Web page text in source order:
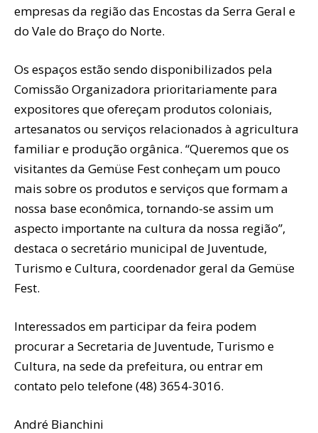
empresas da região das Encostas da Serra Geral e
do Vale do Braço do Norte.
Os espaços estão sendo disponibilizados pela
Comissão Organizadora prioritariamente para
expositores que ofereçam produtos coloniais,
artesanatos ou serviços relacionados à agricultura
familiar e produção orgânica. “Queremos que os
visitantes da Gemüse Fest conheçam um pouco
mais sobre os produtos e serviços que formam a
nossa base econômica, tornando-se assim um
aspecto importante na cultura da nossa região”,
destaca o secretário municipal de Juventude,
Turismo e Cultura, coordenador geral da Gemüse
Fest.
Interessados em participar da feira podem
procurar a Secretaria de Juventude, Turismo e
Cultura, na sede da prefeitura, ou entrar em
contato pelo telefone (48) 3654-3016.
André Bianchini